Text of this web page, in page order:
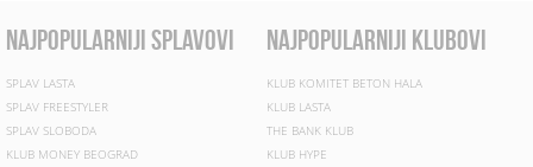
najpopularniji splavovi
SPLAV LASTA
SPLAV FREESTYLER
SPLAV SLOBODA
KLUB MONEY BEOGRAD
najpopularniji klubovi
KLUB KOMITET BETON HALA
KLUB LASTA
THE BANK KLUB
KLUB HYPE